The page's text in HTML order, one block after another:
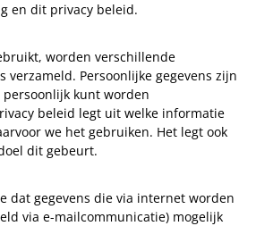
en dit privacy beleid.
worden verschillende
verzameld. Persoonlijke gegevens zijn
persoonlijk kunt worden
beleid legt uit welke informatie
we het gebruiken. Het legt ook
dit gebeurt.
dat gegevens die via internet worden
via e-mailcommunicatie) mogelijk